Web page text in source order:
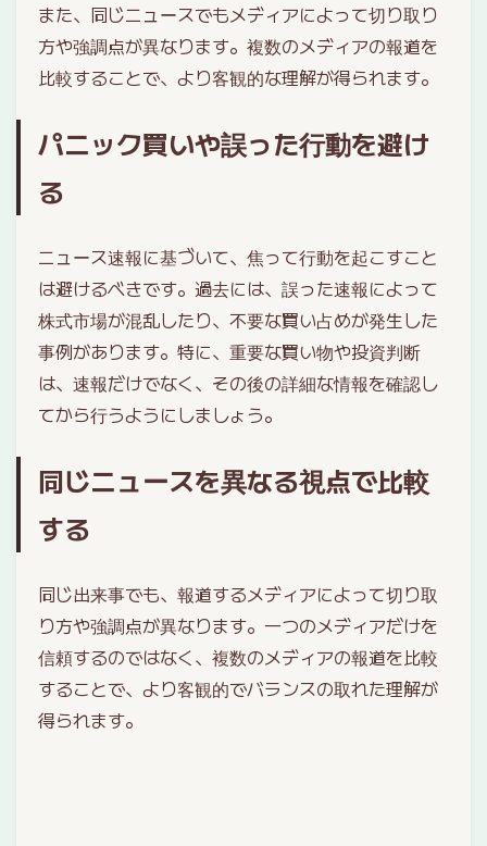
また、同じニュースでもメディアによって切り取り
方や強調点が異なります。複数のメディアの報道を
比較することで、より客観的な理解が得られます。
パニック買いや誤った行動を避け
る
ニュース速報に基づいて、焦って行動を起こすこと
は避けるべきです。過去には、誤った速報によって
株式市場が混乱したり、不要な買い占めが発生した
事例があります。特に、重要な買い物や投資判断
は、速報だけでなく、その後の詳細な情報を確認し
てから行うようにしましょう。
同じニュースを異なる視点で比較
する
同じ出来事でも、報道するメディアによって切り取
り方や強調点が異なります。一つのメディアだけを
信頼するのではなく、複数のメディアの報道を比較
することで、より客観的でバランスの取れた理解が
得られます。